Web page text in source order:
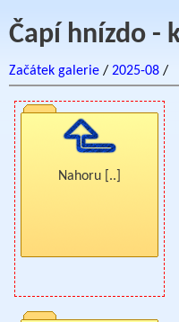
Čapí hnízdo -
Začátek galerie / 2025-08 /
Nahoru [..]